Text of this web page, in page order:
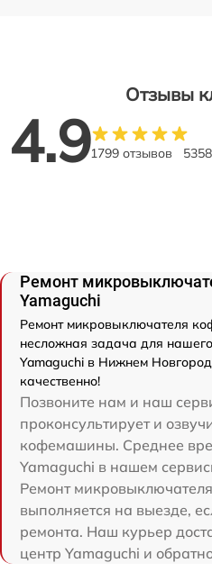
Отзывы
4.91799 отзывов
Ремонт
Yamaguchi
Ремонт микровыключателя
несложная задача для
Yamaguchi в Нижнем
качественно!
Позвоните нам и наш
проконсультирует и
кофемашины. Среднее
Yamaguchi в нашем
Ремонт
выполняется на выезде,
ремонта. Наш курьер
центр Yamaguchi и